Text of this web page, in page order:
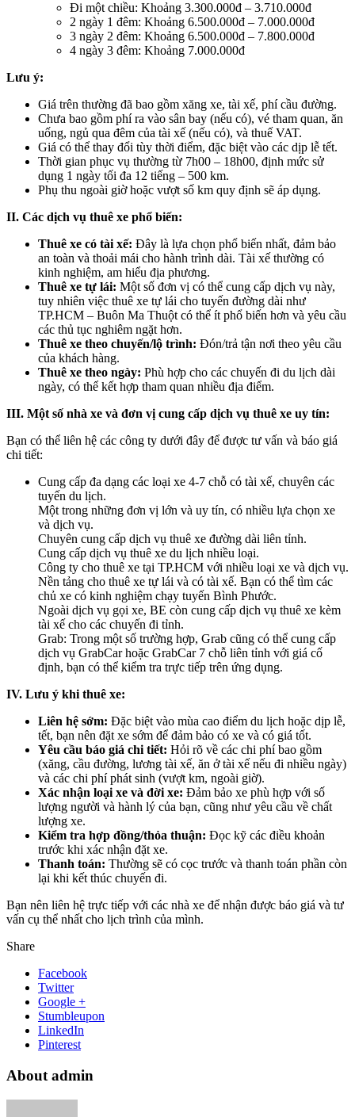
Đi một chiều: Khoảng 3.300.000đ – 3.710.000đ
2 ngày 1 đêm: Khoảng 6.500.000đ – 7.000.000đ
3 ngày 2 đêm: Khoảng 6.500.000đ – 7.800.000đ
4 ngày 3 đêm: Khoảng 7.000.000đ
Lưu ý:
Giá trên thường đã bao gồm xăng xe, tài xế, phí cầu đường.
Chưa bao gồm phí ra vào sân bay (nếu có), vé tham quan, ăn
uống, ngủ qua đêm của tài xế (nếu có), và thuế VAT.
Giá có thể thay đổi tùy thời điểm, đặc biệt vào các dịp lễ tết.
Thời gian phục vụ thường từ 7h00 – 18h00, định mức sử
dụng 1 ngày tối đa 12 tiếng – 500 km.
Phụ thu ngoài giờ hoặc vượt số km quy định sẽ áp dụng.
II. Các dịch vụ thuê xe phổ biến:
Thuê xe có tài xế: Đây là lựa chọn phổ biến nhất, đảm bảo
an toàn và thoải mái cho hành trình dài. Tài xế thường có
kinh nghiệm, am hiểu địa phương.
Thuê xe tự lái: Một số đơn vị có thể cung cấp dịch vụ này,
tuy nhiên việc thuê xe tự lái cho tuyến đường dài như
TP.HCM – Buôn Ma Thuột có thể ít phổ biến hơn và yêu cầu
các thủ tục nghiêm ngặt hơn.
Thuê xe theo chuyến/lộ trình: Đón/trả tận nơi theo yêu cầu
của khách hàng.
Thuê xe theo ngày: Phù hợp cho các chuyến đi du lịch dài
ngày, có thể kết hợp tham quan nhiều địa điểm.
III. Một số nhà xe và đơn vị cung cấp dịch vụ thuê xe uy tín:
Bạn có thể liên hệ các công ty dưới đây để được tư vấn và báo giá
chi tiết:
Cung cấp đa dạng các loại xe 4-7 chỗ có tài xế, chuyên các
tuyến du lịch.
Một trong những đơn vị lớn và uy tín, có nhiều lựa chọn xe
và dịch vụ.
Chuyên cung cấp dịch vụ thuê xe đường dài liên tỉnh.
Cung cấp dịch vụ thuê xe du lịch nhiều loại.
Công ty cho thuê xe tại TP.HCM với nhiều loại xe và dịch vụ.
Nền tảng cho thuê xe tự lái và có tài xế. Bạn có thể tìm các
chủ xe có kinh nghiệm chạy tuyến Bình Phước.
Ngoài dịch vụ gọi xe, BE còn cung cấp dịch vụ thuê xe kèm
tài xế cho các chuyến đi tỉnh.
Grab: Trong một số trường hợp, Grab cũng có thể cung cấp
dịch vụ GrabCar hoặc GrabCar 7 chỗ liên tỉnh với giá cố
định, bạn có thể kiểm tra trực tiếp trên ứng dụng.
IV. Lưu ý khi thuê xe:
Liên hệ sớm: Đặc biệt vào mùa cao điểm du lịch hoặc dịp lễ,
tết, bạn nên đặt xe sớm để đảm bảo có xe và có giá tốt.
Yêu cầu báo giá chi tiết: Hỏi rõ về các chi phí bao gồm
(xăng, cầu đường, lương tài xế, ăn ở tài xế nếu đi nhiều ngày)
và các chi phí phát sinh (vượt km, ngoài giờ).
Xác nhận loại xe và đời xe: Đảm bảo xe phù hợp với số
lượng người và hành lý của bạn, cũng như yêu cầu về chất
lượng xe.
Kiểm tra hợp đồng/thỏa thuận: Đọc kỹ các điều khoản
trước khi xác nhận đặt xe.
Thanh toán: Thường sẽ có cọc trước và thanh toán phần còn
lại khi kết thúc chuyến đi.
Bạn nên liên hệ trực tiếp với các nhà xe để nhận được báo giá và tư
vấn cụ thể nhất cho lịch trình của mình.
Share
Facebook
Twitter
Google +
Stumbleupon
LinkedIn
Pinterest
About admin